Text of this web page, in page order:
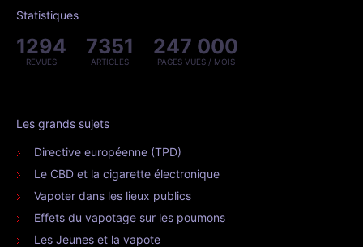
Statistiques
1294
REVUES
7351
ARTICLES
247 000
PAGES VUES / MOIS
Les grands sujets
Directive européenne (TPD)
Le CBD et la cigarette électronique
Vapoter dans les lieux publics
Effets du vapotage sur les poumons
Les Jeunes et la vapote